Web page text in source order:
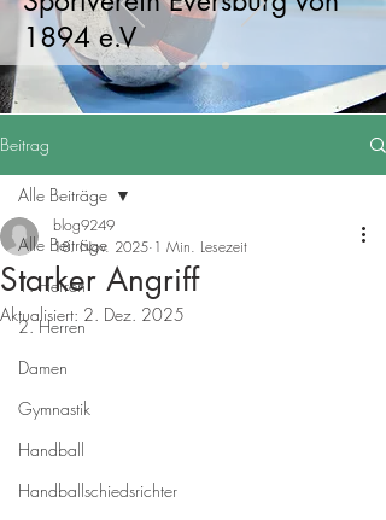
1894 e.V
Beitrag
Alle Beiträge
1. Herren
2. Herren
Damen
Gymnastik
Handball
Handballschiedsrichter
Alle Beiträge
Starker Angriff
blog9249
18. Nov. 2025 1 Min. Lesezeit
Aktualisiert: 2. Dez. 2025